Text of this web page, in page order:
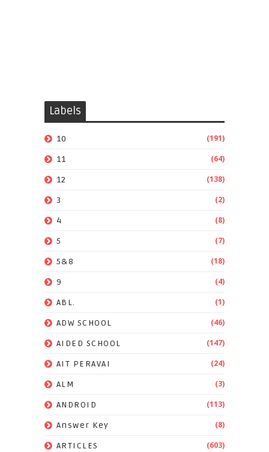
Labels
10 (191)
11 (64)
12 (138)
3 (2)
4 (8)
5 (7)
5&8 (18)
9 (4)
ABL. (1)
ADW SCHOOL (46)
AIDED SCHOOL (147)
AIT PERAVAI (24)
ALM (3)
ANDROID (113)
Answer Key (8)
ARTICLES (603)